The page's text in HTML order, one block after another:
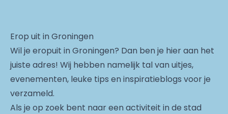
Erop uit in Groningen
Wil je eropuit in Groningen? Dan ben je hier aan het
juiste adres! Wij hebben namelijk tal van uitjes,
evenementen, leuke tips en inspiratieblogs voor je
verzameld.
Als je op zoek bent naar een activiteit in de stad